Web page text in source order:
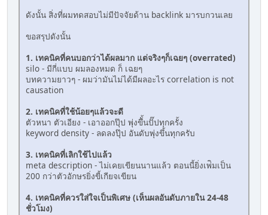
ดังนั้น สิ่งที่ผมทดสอบไม่มีปัจจัยด้าน backlink มารบกวนเลย
ขอสรุปดังนั้น
1. เทคนิคที่คนบอกว่าได้ผลมาก แต่จริงๆก็เฉยๆ (overrated)
silo - มีกี่แบบ ผมลองหมด ก็ เฉยๆ
บทความยาวๆ - ผมว่ามันไม่ได้มีผลอะไร correlation is not
causation
2. เทคนิคที่ใช้น้อยๆแล้วจะดี
ตัวหนา ตัวเอียง - เอาออกปุ๊ป พุ่งขึั้นปั๊ปทุกครั้ง
keyword density - ลดลงปุ๊ป อันดับพุ่งขึ้นทุกครับ
3. เทคนิคที่เลิกใช้ไปแล้ว
meta description - ไม่เคยเขียนนานแล้ว ตอนนี้ยิ่งเพ่ิมเป็น
200 กว่าตัวอักษรยิ่งขี้เกียจเขียน
4. เทคนิคที่ควรใส่ใจเป็นพิเศษ (เห็นผลอันดับภายใน 24-48
ชั่วโมง)